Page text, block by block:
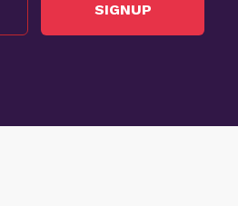
SIGNUP